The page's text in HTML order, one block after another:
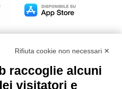
gestione e controllo – D. lgs.
2001
Rifiuta cookie non necessari ✕
raccoglie alcuni
visitatori e